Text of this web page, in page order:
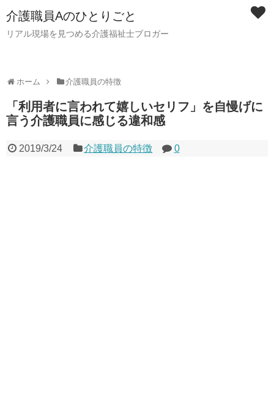
介護職員Aのひとりごと
リアル現場を見つめる介護福祉士ブロガー
ホーム 介護職員の特徴
「利用者に言われて嬉しいセリフ」を自慢げに
言う介護職員に感じる違和感
2019/3/24 介護職員の特徴 0